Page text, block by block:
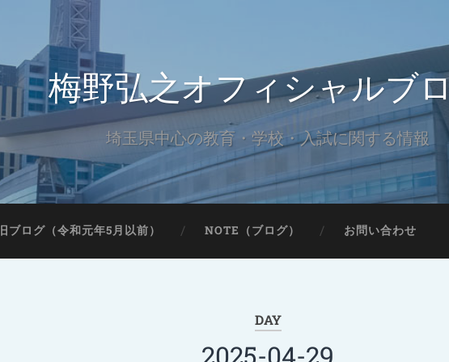
梅野弘之オフィシャルブ
埼玉県中心の教育・学校・入試に関する情報
旧ブログ（令和元年5月以前） NOTE（ブログ） お問い合わせ
DAY